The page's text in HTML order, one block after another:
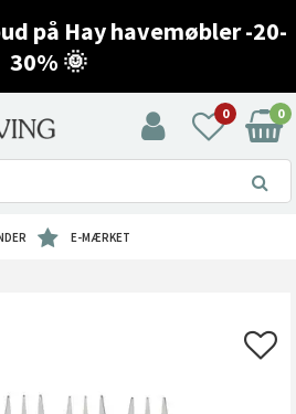
på Hay havemøbler -20-
30% 🌞
0 0
E-MÆRKET